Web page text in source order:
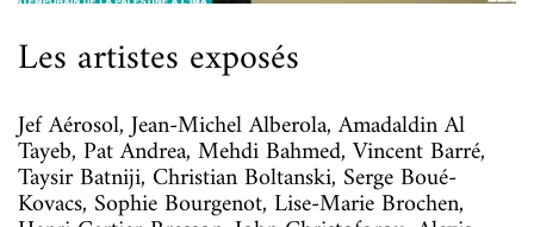
Les artistes exposés
Jef Aérosol, Jean-Michel Alberola, Amadaldin Al
Tayeb, Pat Andrea, Mehdi Bahmed, Vincent Barré,
Taysir Batniji, Christian Boltanski, Serge Boué-
Kovacs, Sophie Bourgenot, Lise-Marie Brochen,